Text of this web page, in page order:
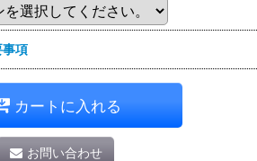
項
カートに入れる
お問い合わせ